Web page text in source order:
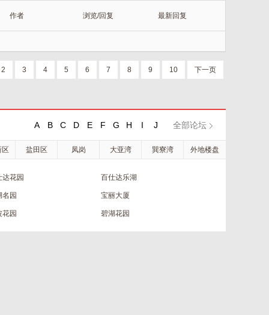
作者 浏览/回复 最新回复
2 3 4 5 6 7 8 9 10 下一页
全部论坛
A B C D E F G H I J
区 盐田区 凤岗 大亚湾 巽寮湾 外地楼盘
达花园 百仕达乐湖
名园 宝丽大厦
花园 碧湖花园